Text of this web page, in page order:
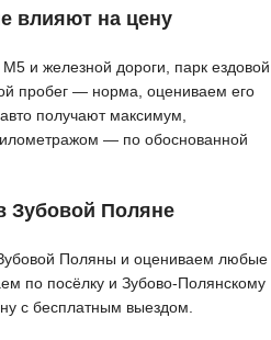
влияют на цену
и железной дороги, парк ездовой
пробег — норма, оцениваем его
получают максимум,
— по обоснованной
Зубовой Поляне
Поляны и оцениваем любые
по посёлку и Зубово-Полянскому
с бесплатным выездом.